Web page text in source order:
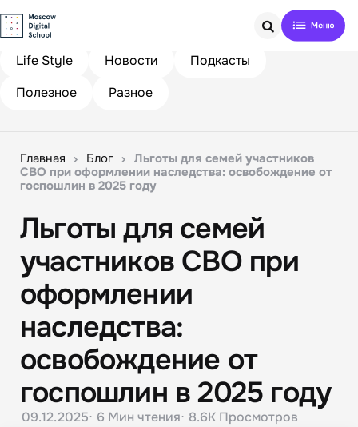
Search
Life Style
Новости
Подкасты
Полезное
Разное
Главная Блог
Льготы для семей участников
СВО при оформлении наследства: освобождение от
госпошлин в 2025 году
Льготы для семей
участников СВО при
оформлении
наследства:
освобождение от
госпошлин в 2025 году
09.12.2025 6 Мин чтения 8.6K Просмотров